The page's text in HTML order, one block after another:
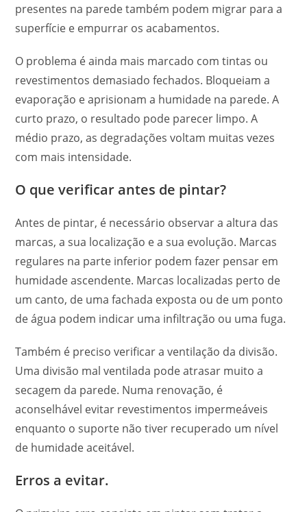
presentes na parede também podem migrar para a
superfície e empurrar os acabamentos.
O problema é ainda mais marcado com tintas ou
revestimentos demasiado fechados. Bloqueiam a
evaporação e aprisionam a humidade na parede. A
curto prazo, o resultado pode parecer limpo. A
médio prazo, as degradações voltam muitas vezes
com mais intensidade.
O que verificar antes de pintar?
Antes de pintar, é necessário observar a altura das
marcas, a sua localização e a sua evolução. Marcas
regulares na parte inferior podem fazer pensar em
humidade ascendente. Marcas localizadas perto de
um canto, de uma fachada exposta ou de um ponto
de água podem indicar uma infiltração ou uma fuga.
Também é preciso verificar a ventilação da divisão.
Uma divisão mal ventilada pode atrasar muito a
secagem da parede. Numa renovação, é
aconselhável evitar revestimentos impermeáveis
enquanto o suporte não tiver recuperado um nível
de humidade aceitável.
Erros a evitar.